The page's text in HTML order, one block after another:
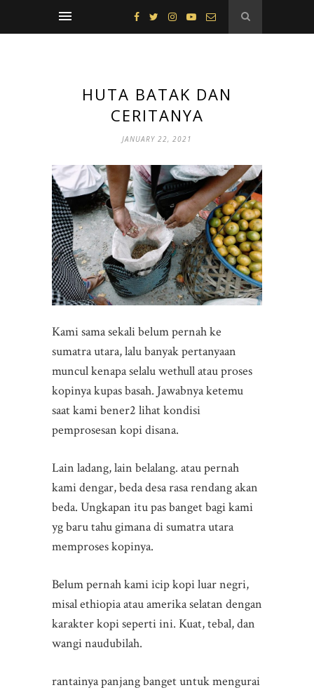
HUTA BATAK DAN
CERITANYA
JANUARY 22, 2021
Kami sama sekali belum pernah ke
sumatra utara, lalu banyak pertanyaan
muncul kenapa selalu wethull atau proses
kopinya kupas basah. Jawabnya ketemu
saat kami bener2 lihat kondisi
pemprosesan kopi disana.
Lain ladang, lain belalang. atau pernah
kami dengar, beda desa rasa rendang akan
beda. Ungkapan itu pas banget bagi kami
yg baru tahu gimana di sumatra utara
memproses kopinya.
Belum pernah kami icip kopi luar negri,
misal ethiopia atau amerika selatan dengan
karakter kopi seperti ini. Kuat, tebal, dan
wangi naudubilah.
rantainya panjang banget untuk mengurai